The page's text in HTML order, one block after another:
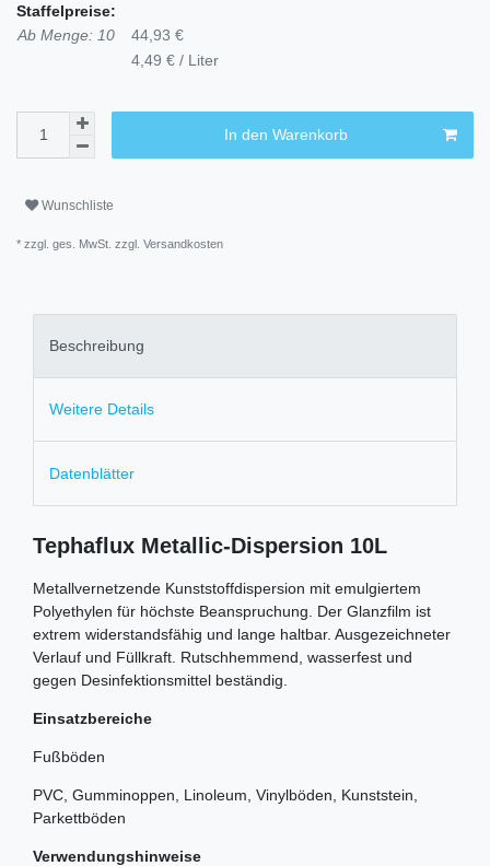
Staffelpreise:
Ab Menge: 10
44,93 €
4,49 € / Liter
In den Warenkorb
Wunschliste
* zzgl. ges. MwSt. zzgl. Versandkosten
Beschreibung
Weitere Details
Datenblätter
Tephaflux Metallic-Dispersion 10L
Metallvernetzende Kunststoffdispersion mit emulgiertem
Polyethylen für höchste Beanspruchung. Der Glanzfilm ist
extrem widerstandsfähig und lange haltbar. Ausgezeichneter
Verlauf und Füllkraft. Rutschhemmend, wasserfest und
gegen Desinfektionsmittel beständig.
Einsatzbereiche
Fußböden
PVC, Gumminoppen, Linoleum, Vinylböden, Kunststein,
Parkettböden
Verwendungshinweise